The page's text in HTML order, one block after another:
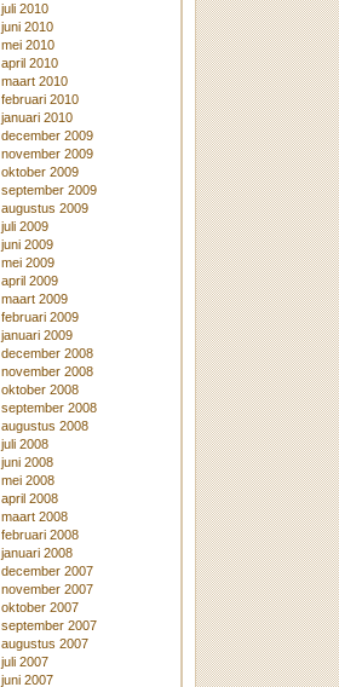
juli 2010
juni 2010
mei 2010
april 2010
maart 2010
februari 2010
januari 2010
december 2009
november 2009
oktober 2009
september 2009
augustus 2009
juli 2009
juni 2009
mei 2009
april 2009
maart 2009
februari 2009
januari 2009
december 2008
november 2008
oktober 2008
september 2008
augustus 2008
juli 2008
juni 2008
mei 2008
april 2008
maart 2008
februari 2008
januari 2008
december 2007
november 2007
oktober 2007
september 2007
augustus 2007
juli 2007
juni 2007